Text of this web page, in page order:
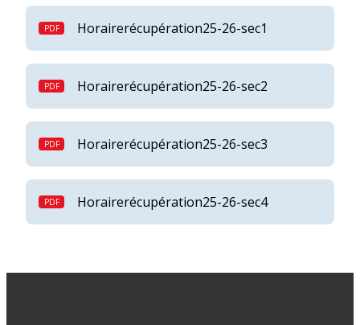
Horairerécupération25-26-sec1
Horairerécupération25-26-sec2
Horairerécupération25-26-sec3
Horairerécupération25-26-sec4